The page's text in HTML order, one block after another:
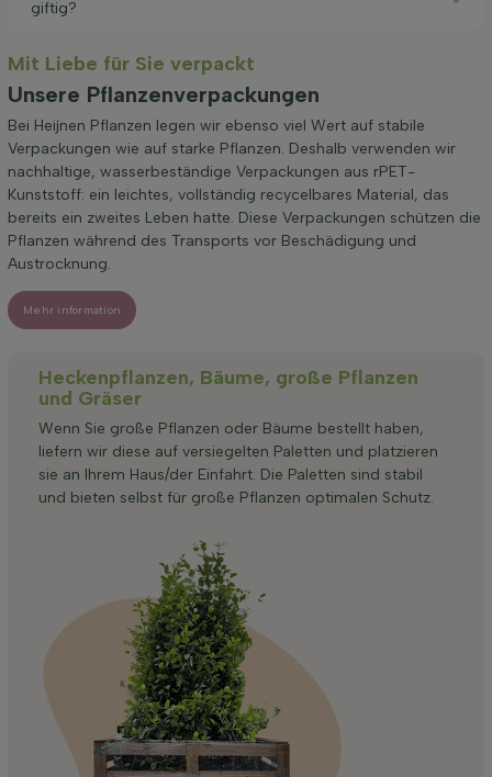
giftig?
Mit Liebe für Sie verpackt
Unsere Pflanzenverpackungen
Bei Heijnen Pflanzen legen wir ebenso viel Wert auf stabile
Verpackungen wie auf starke Pflanzen. Deshalb verwenden wir
nachhaltige, wasserbeständige Verpackungen aus rPET-
Kunststoff: ein leichtes, vollständig recycelbares Material, das
bereits ein zweites Leben hatte. Diese Verpackungen schützen die
Pflanzen während des Transports vor Beschädigung und
Austrocknung.
Mehr information
Heckenpflanzen, Bäume, große Pflanzen
und Gräser
Wenn Sie große Pflanzen oder Bäume bestellt haben,
liefern wir diese auf versiegelten Paletten und platzieren
sie an Ihrem Haus/der Einfahrt. Die Paletten sind stabil
und bieten selbst für große Pflanzen optimalen Schutz.